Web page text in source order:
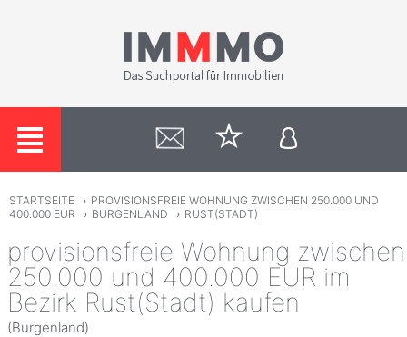
STARTSEITE › PROVISIONSFREIE WOHNUNG ZWISCHEN 250.000 UND
400.000 EUR
› BURGENLAND › RUST(STADT)
provisionsfreie Wohnung zwischen
250.000 und 400.000 EUR im
Bezirk Rust(Stadt) kaufen
(Burgenland)